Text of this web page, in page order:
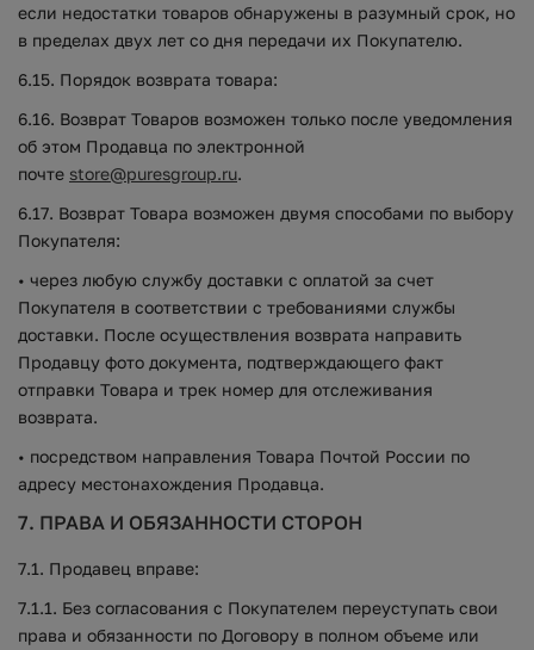
если недостатки товаров обнаружены в разумный срок, но
в пределах двух лет со дня передачи их Покупателю.
6.15. Порядок возврата товара:
6.16. Возврат Товаров возможен только после уведомления
об этом Продавца по электронной
почте store@puresgroup.ru.
6.17. Возврат Товара возможен двумя способами по выбору
Покупателя:
• через любую службу доставки с оплатой за счет
Покупателя в соответствии с требованиями службы
доставки. После осуществления возврата направить
Продавцу фото документа, подтверждающего факт
отправки Товара и трек номер для отслеживания
возврата.
• посредством направления Товара Почтой России по
адресу местонахождения Продавца.
7. ПРАВА И ОБЯЗАННОСТИ СТОРОН
7.1. Продавец вправе:
7.1.1. Без согласования с Покупателем переуступать свои
права и обязанности по Договору в полном объеме или